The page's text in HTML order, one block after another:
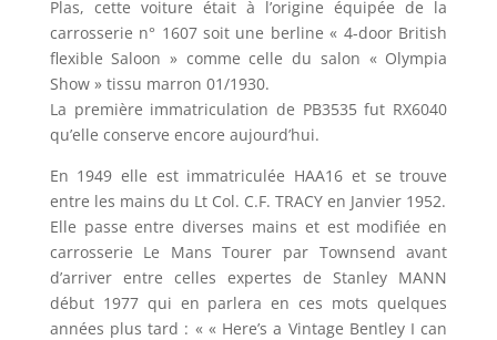
Plas, cette voiture était à l’origine équipée de la
carrosserie n° 1607 soit une berline « 4-door British
flexible Saloon » comme celle du salon « Olympia
Show » tissu marron 01/1930.
La première immatriculation de PB3535 fut RX6040
qu’elle conserve encore aujourd’hui.
En 1949 elle est immatriculée HAA16 et se trouve
entre les mains du Lt Col. C.F. TRACY en Janvier 1952.
Elle passe entre diverses mains et est modifiée en
carrosserie Le Mans Tourer par Townsend avant
d’arriver entre celles expertes de Stanley MANN
début 1977 qui en parlera en ces mots quelques
années plus tard : « « Here’s a Vintage Bentley I can